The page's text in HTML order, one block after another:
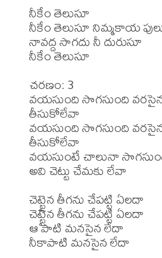
నీకేం తెలుసూ
నీకేం తెలుసూ నిమ్మకాయ
నావద్ద సాగదు నీ దురుసూ
నీకేం తెలుసూ
చరణం: 3
వయసుంది సొగసుంది
తీసుకోలేవా
వయసుంది సొగసుంది
తీసుకోలేవా
వయసుంటే చాలునా
అవి చెట్టు చేమకు లేవా
చెట్టైన తీగను చేపట్టి ఏలదా
చెట్టైన తీగను చేపట్టి ఏలదా
ఆ పాటి మనసైన లేదా
నీకాపాటి మనసైన లేదా